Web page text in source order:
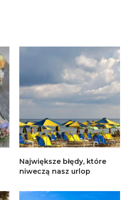
Największe błędy, które
niweczą nasz urlop